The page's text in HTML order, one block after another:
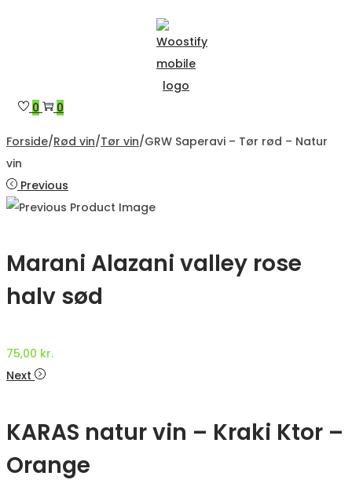
0 0
Forside/Rød vin/Tør vin/GRW Saperavi – Tør rød – Natur
vin
Previous
Marani Alazani valley rose
halv sød
75,00 kr.
Next
KARAS natur vin – Kraki Ktor –
Orange